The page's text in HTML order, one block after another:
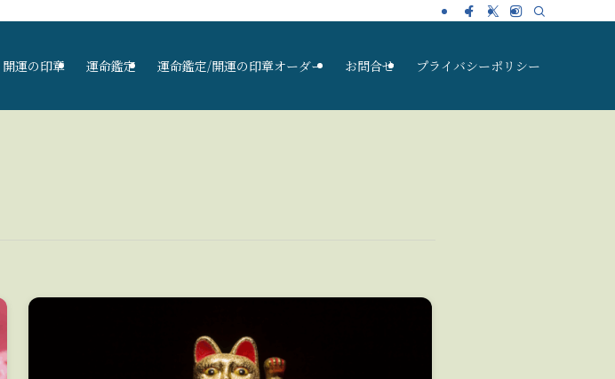
開運の印章 運命鑑定 運命鑑定/開運の印章オーダー お問合せ プライバシーポリシー